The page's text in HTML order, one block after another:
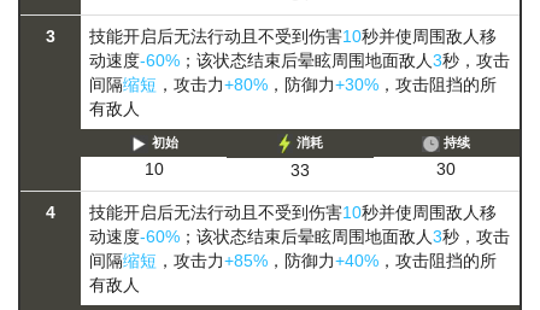
3 技能开启后无法行动且不受到伤害10秒并使周围敌人移
动速度-60% ；该状态结束后晕眩周围地面敌人3秒，攻击
间隔缩短 ，攻击力+80% ，防御力+30% ，攻击阻挡的所
有敌人
初始
10
消耗
33
持续
30
4 技能开启后无法行动且不受到伤害10秒并使周围敌人移
动速度-60% ；该状态结束后晕眩周围地面敌人3秒，攻击
间隔缩短 ，攻击力+85% ，防御力+40% ，攻击阻挡的所
有敌人